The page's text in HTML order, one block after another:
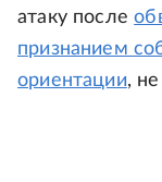
атаку после
признанием
ориентации,